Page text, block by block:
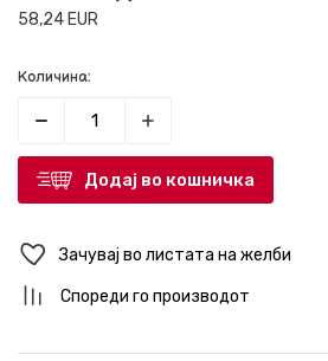
58,24EUR
Количина:
Додај во кошничка
Зачувај во листата на желби
Спореди го производот